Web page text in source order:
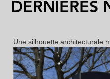
DERNIÈRES
Une silhouette architecturale